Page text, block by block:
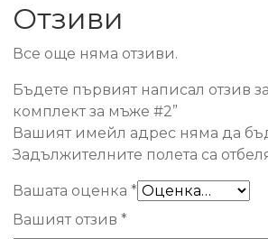
Отзиви
Все още няма отзиви.
Бъдете първият написал отзив
комплект за мъже #2”
Вашият имейл адрес няма да
Задължителните полета са
Вашата оценка *
Вашият отзив *